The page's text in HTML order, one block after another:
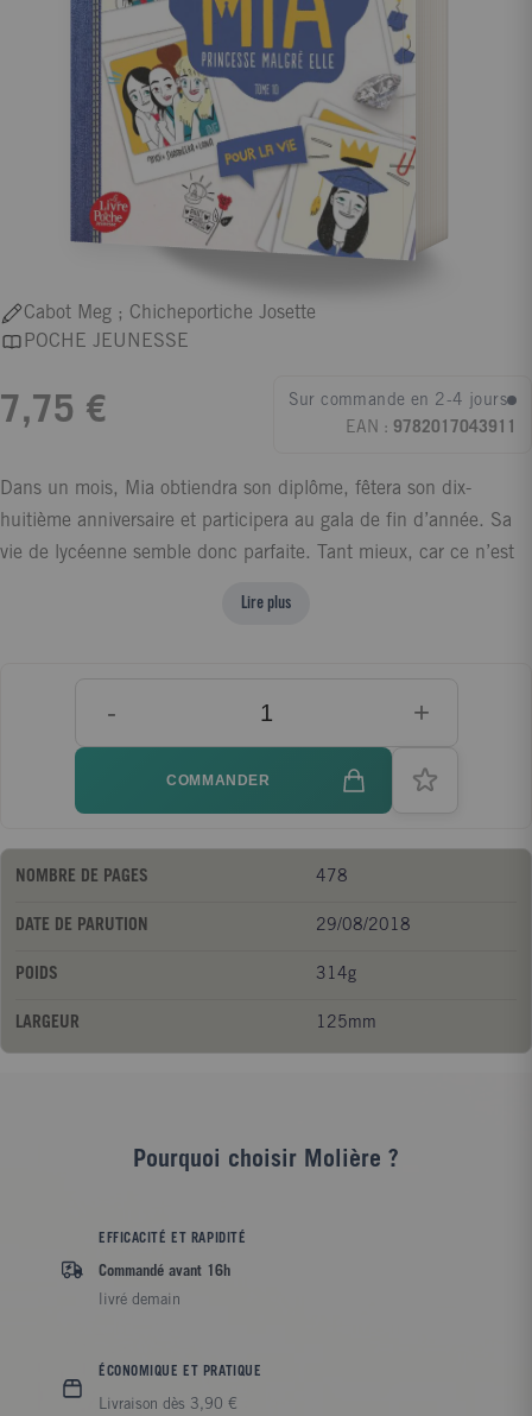
Cabot Meg ; Chicheportiche Josette
POCHE JEUNESSE
7,75 €
Sur commande en 2-4 jours
EAN : 9782017043911
Dans un mois, Mia obtiendra son diplôme, fêtera son dix-
huitième anniversaire et participera au gala de fin d’année. Sa
vie de lycéenne semble donc parfaite. Tant mieux, car ce n’est
formellement aux toutes premières élections de Genovia, or la
Mia commence à se dire que le merveilleux J.P. est le petit ami
rêvé, Michael est de retour du Japon ! Voilà qui risque de
bouleverser une nouvelle fois la vie de Mia...
Lire plus
- +
COMMANDER
NOMBRE DE PAGES 478
DATE DE PARUTION 29/08/2018
POIDS 314g
LARGEUR 125mm
Pourquoi choisir Molière ?
EFFICACITÉ ET RAPIDITÉ
Commandé avant 16h
livré demain
ÉCONOMIQUE ET PRATIQUE
Livraison dès 3,90 €